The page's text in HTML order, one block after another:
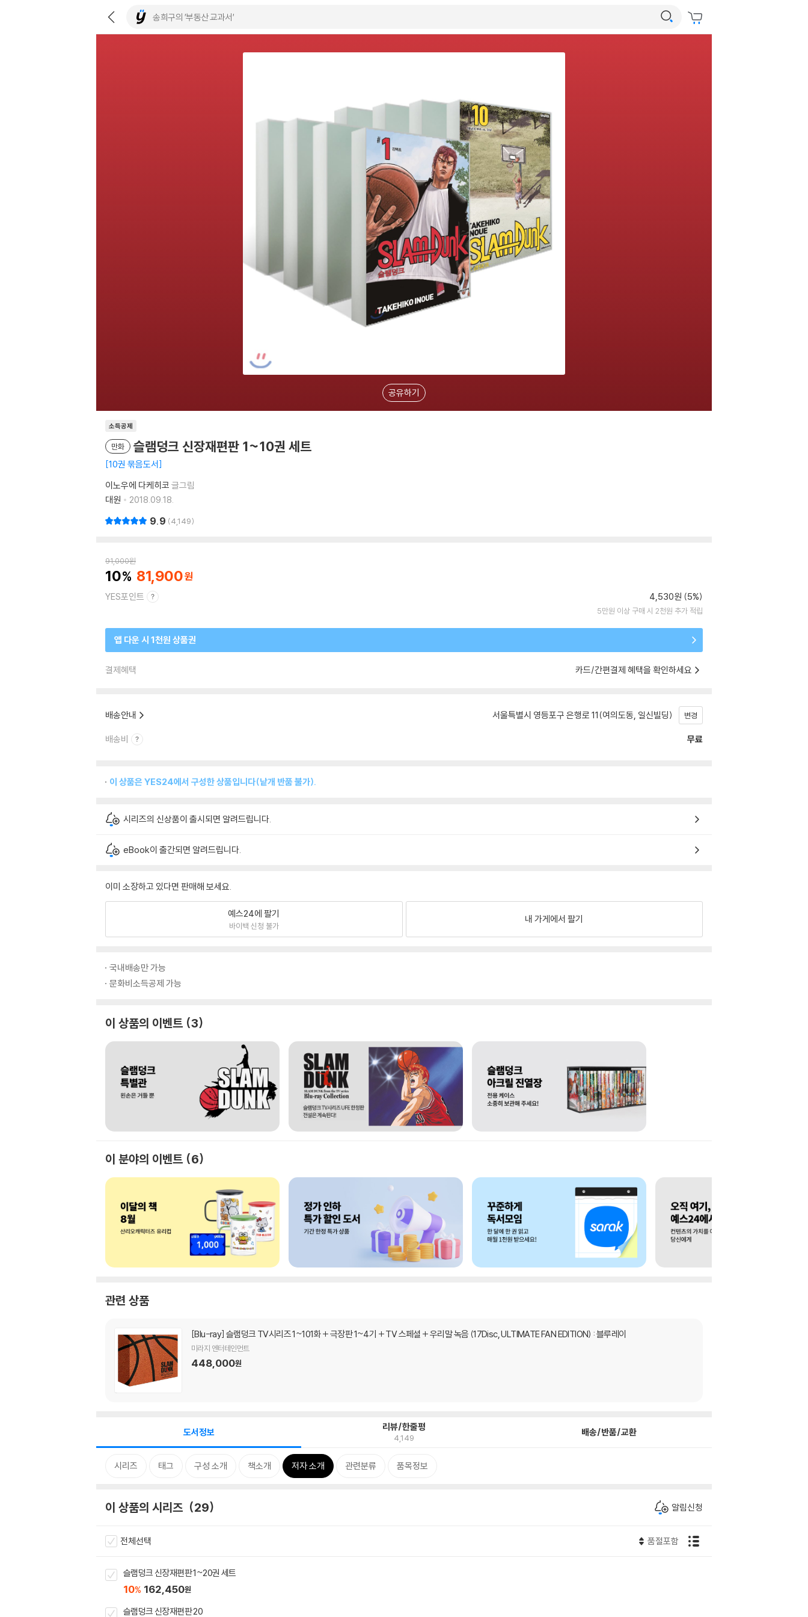
공유하기
소득공제
만화 슬램덩크 신장재편판 1~10권 세트
10권 묶음도서
이노우에 다케히코 글그림
대원
2018.09.18.
9.9 4,149
91,000원
10 81,900
YES포인트 4,530원 (5%)
5만원 이상 구매 시 2천원 추가 적립
앱 다운 시 1천원 상품권
결제혜택 카드/간편결제 혜택을 확인하세요
배송안내 서울특별시 영등포구 은행로 11(여의도동, 일신빌딩) 변경
배송비 무료
이 상품은 YES24에서 구성한 상품입니다(낱개 반품 불가).
시리즈의 신상품이 출시되면 알려드립니다.
eBook이 출간되면 알려드립니다.
이미 소장하고 있다면 판매해 보세요.
예스24에 팔기
바이백 신청 불가
내 가게에서 팔기
국내배송만 가능
문화비소득공제 가능
이 상품의 이벤트 3
이 분야의 이벤트 6
관련 상품
[Blu-ray] 슬램덩크 TV시리즈 1~101화 + 극장판 1~4기 + TV 스페셜 + 우리말 녹음 (17Disc, ULTIMATE FAN EDITION) : 블루레이
미라지 엔터테인먼트
448,000원
도서정보 리뷰/한줄평
4,149 배송/반품/교환
시리즈 태그 구성 소개 책소개 저자 소개 관련분류 품목정보
이 상품의 시리즈 29 알림신청
전체선택 품절포함
슬램덩크 신장재편판 1~20권 세트
10% 162,450원
슬램덩크 신장재편판 20